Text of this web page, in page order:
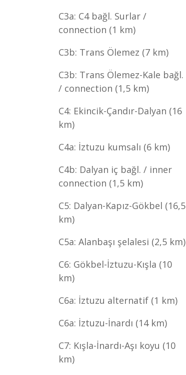
C3a: C4 bağl. Surlar /
connection (1 km)
C3b: Trans Ölemez (7 km)
C3b: Trans Ölemez-Kale bağl.
/ connection (1,5 km)
C4: Ekincik-Çandır-Dalyan (16
km)
C4a: İztuzu kumsalı (6 km)
C4b: Dalyan iç bağl. / inner
connection (1,5 km)
C5: Dalyan-Kapız-Gökbel (16,5
km)
C5a: Alanbaşı şelalesi (2,5 km)
C6: Gökbel-İztuzu-Kışla (10
km)
C6a: İztuzu alternatif (1 km)
C6a: İztuzu-İnardı (14 km)
C7: Kışla-İnardı-Aşı koyu (10
km)